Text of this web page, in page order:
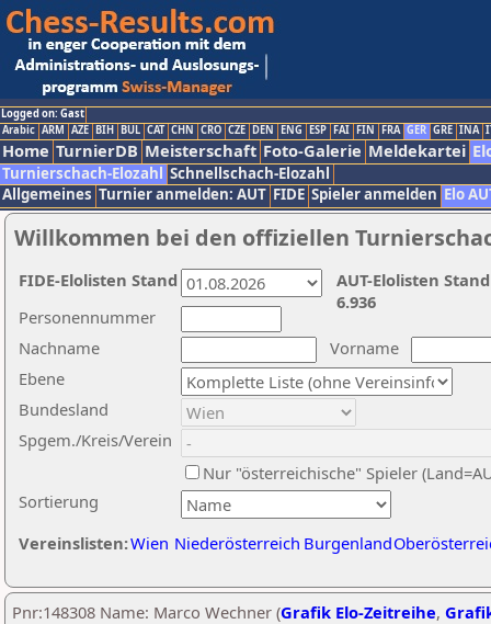
Logged on: Gast
Arabic ARM AZE BIH BUL CAT CHN CRO CZE DEN ENG ESP FAI FIN FRA GER GRE INA
Home TurnierDB Meisterschaft Foto-Galerie Meldekartei
Turnierschach-Elozahl Schnellschach-Elozahl
Allgemeines Turnier anmelden: AUT FIDE Spieler anmelden Elo
Willkommen bei den offiziellen
Nachname
Vorname
Ebene
Sortierung
Personennummer
Bundesland
Spgem./Kreis/Verein
Nur "österreichische" Spieler
Vereinslisten:Wien Niederösterreich Burgenland
AUT-Elolisten
6.936
FIDE-Elolisten Stand
Pnr:148308 Name: Marco Wechner (Grafik Elo-Zeitreihe,